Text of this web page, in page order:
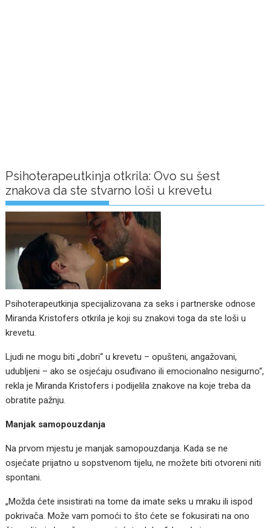
Psihoterapeutkinja otkrila: Ovo su šest
znakova da ste stvarno loši u krevetu
Psihoterapeutkinja specijalizovana za seks i partnerske odnose
Miranda Kristofers otkrila je koji su znakovi toga da ste loši u
krevetu.
Ljudi ne mogu biti „dobri“ u krevetu – opušteni, angažovani,
udubljeni – ako se osjećaju osuđivano ili emocionalno nesigurno“,
rekla je Miranda Kristofers i podijelila znakove na koje treba da
obratite pažnju.
Manjak samopouzdanja
Na prvom mjestu je manjak samopouzdanja. Kada se ne
osjećate prijatno u sopstvenom tijelu, ne možete biti otvoreni niti
spontani.
„Možda ćete insistirati na tome da imate seks u mraku ili ispod
pokrivača. Može vam pomoći to što ćete se fokusirati na ono